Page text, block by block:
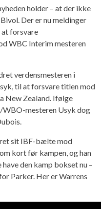
holder – at der ikke
Der er nu meldinger
forsvare
WBC Interim mesteren
verdensmesteren i
til at forsvare titlen mod
New Zealand. Ifølge
mesteren Usyk dog
sit IBF-bælte mod
kort før kampen, og han
den kamp bokset nu –
Parker. Her er Warrens